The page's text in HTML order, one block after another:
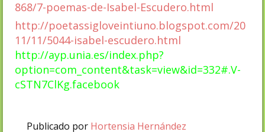
868/7-poemas-de-Isabel-Escudero.html
http://poetassigloveintiuno.blogspot.com/20
11/11/5044-isabel-escudero.html
http://ayp.unia.es/index.php?
option=com_content&task=view&id=332#.V-
cSTN7ClKg.facebook
Publicado por Hortensia Hernández